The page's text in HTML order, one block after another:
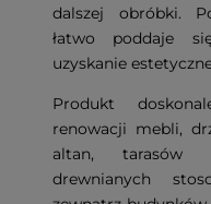
dalszej obróbki.
łatwo poddaje
uzyskanie
Produkt
renowacji mebli,
altan, tarasów
drewnianych